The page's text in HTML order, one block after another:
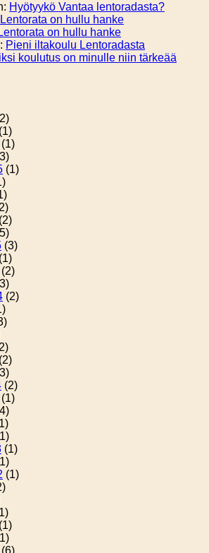
: Hyötyykö Vantaa lentoradasta?
Lentorata on hullu hanke
Lentorata on hullu hanke
: Pieni iltakoulu Lentoradasta
koulutus on minulle niin tärkeää
(1)
(1)
(1)
(2)
(3)
(1)
(2)
(2)
(2)
(2)
(1)
(1)
(1)
(1)